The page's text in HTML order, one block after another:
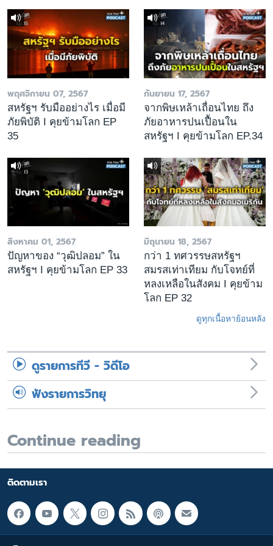
พฤศจิกายน 07, 2567
สหรัฐฯ รับมืออย่างไร เมื่อมี
ภัยพิบัติ I คุยข้ามโลก EP
35
กันยายน 17, 2567
จากพิษเหล้าเถื่อนไทย ถึง
ภัยอาหารปนเปื้อนใน
สหรัฐฯ I คุยข้ามโลก EP.34
สิงหาคม 01, 2567
ปัญหาของ “วุฒิปลอม” ใน
สหรัฐฯ I คุยข้ามโลก EP 33
มิถุนายน 18, 2567
กว่า 1 ทศวรรษสหรัฐฯ
สมรสเท่าเทียม กับโจทย์ที่
หลงเหลือในสังคม I คุยข้าม
โลก EP 32
ดูทุกเนื้อหาย้อนหลัง
ดูรายการทีวี - วิดีโอ
ฟังรายการวิทยุ
Continue reading
ติดตามเรา